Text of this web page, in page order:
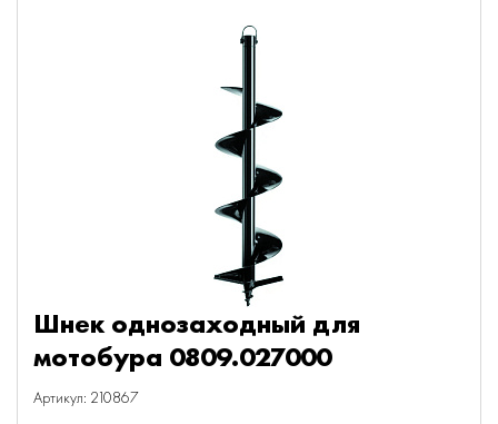
Шнек однозаходный для
мотобура 0809.027000
Артикул: 210867